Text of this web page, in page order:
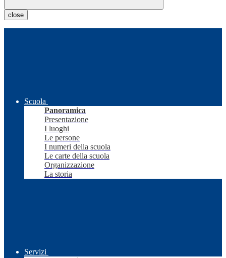
close
Scuola
Panoramica
Presentazione
I luoghi
Le persone
I numeri della scuola
Le carte della scuola
Organizzazione
La storia
Servizi